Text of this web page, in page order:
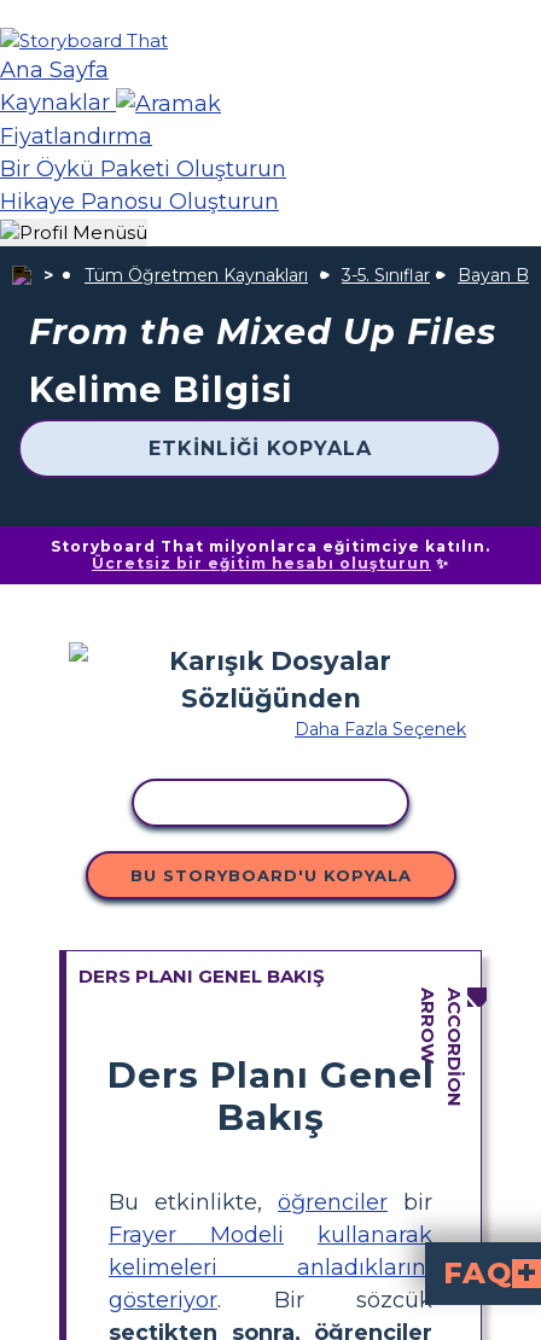
Ana Sayfa
Kaynaklar
Fiyatlandırma
Bir Öykü Paketi Oluşturun
Hikaye Panosu Oluşturun
Tüm Öğretmen Kaynakları 3-5. Sınıflar Bayan
From the Mixed Up Files
Kelime Bilgisi
ETKINLIĞI KOPYALA
Storyboard That milyonlarca eğitimciye katılın.
Ücretsiz bir eğitim hesabı oluşturun ✨
Daha Fazla Seçenek
BU STORYBOARD'U KOPYALA
DERS PLANI GENEL BAKIŞ
Ders Planı Genel
Bakış
Bu etkinlikte, öğrenciler bir
Frayer Modeli
kullanarak
kelimeleri anladıklarını
gösteriyor. Bir sözcük
seçtikten sonra, öğrenciler
FAQ